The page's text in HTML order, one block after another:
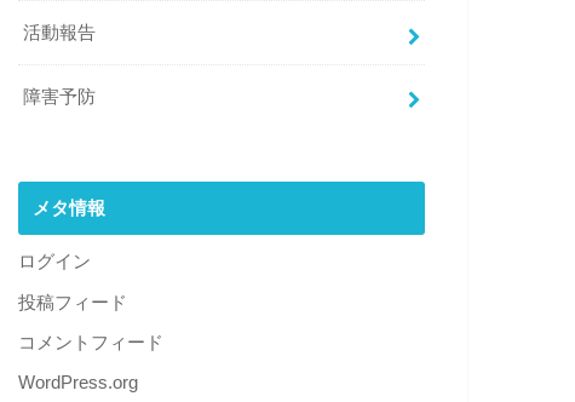
活動報告
障害予防
メタ情報
ログイン
投稿フィード
コメントフィード
WordPress.org